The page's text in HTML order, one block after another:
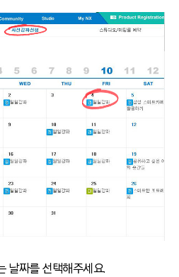
날짜를 선택해주세요.